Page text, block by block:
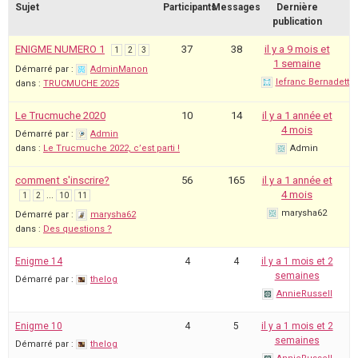
Sujet ParticipantsMessages
Dernière
publication
ENIGME NUMERO 1 1 2 3
Démarré par :
AdminManon
dans : TRUCMUCHE 2025
37 38
il y a 9 mois et
1 semaine
lefranc Bernadette
Le Trucmuche 2020
Démarré par :
Admin
dans : Le Trucmuche 2022, c’est parti !
10 14
il y a 1 année et
4 mois
Admin
comment s'inscrire?
1 2 … 10 11
Démarré par :
marysha62
dans : Des questions ?
56 165
il y a 1 année et
4 mois
marysha62
Enigme 14
Démarré par : thelog
4 4
il y a 1 mois et 2
semaines
AnnieRussell
Enigme 10
Démarré par : thelog
4 5
il y a 1 mois et 2
semaines